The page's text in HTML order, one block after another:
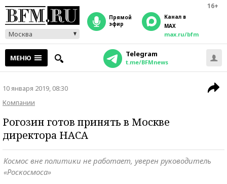
16+
Москва
прямой
эфир
Канал в
MAX
max.ru/bfm
МЕНЮ Telegram
t.me/BFMnews
10 января 2019, 08:30
Компании
Рогозин готов принять в Москве
директора НАСА
Космос вне политики не работает, уверен руководитель
«Роскосмоса»